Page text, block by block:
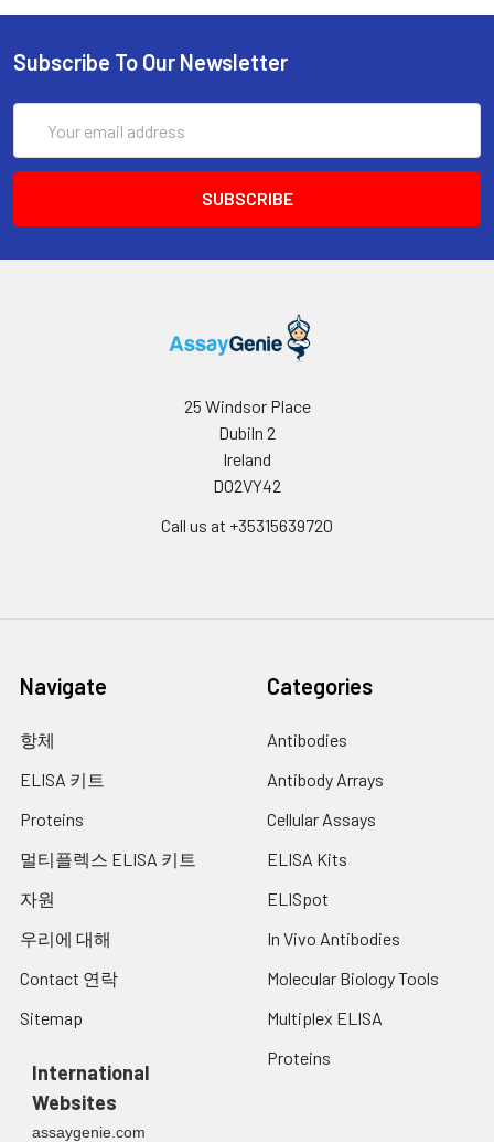
Subscribe To Our Newsletter
Address
25 Windsor Place
Dubiln 2
Ireland
D02VY42
Call us at +35315639720
Navigate
항체
ELISA 키트
Proteins
멀티플렉스 ELISA 키트
자원
우리에 대해
Contact 연락
Sitemap
International
Websites
assaygenie.com
Categories
Antibodies
Antibody Arrays
Cellular Assays
ELISA Kits
ELISpot
In Vivo Antibodies
Molecular Biology Tools
Multiplex ELISA
Proteins